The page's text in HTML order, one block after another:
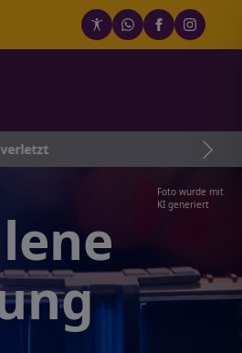
Foto wurde mit
KI generiert